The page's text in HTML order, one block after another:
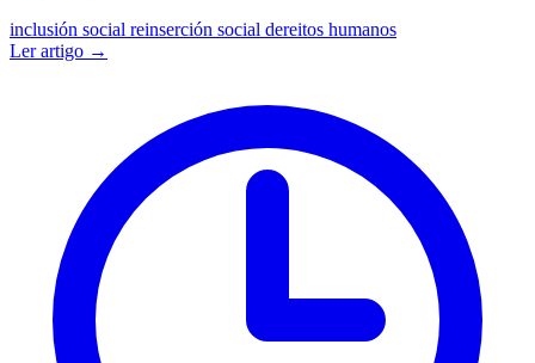
inclusión social reinserción social dereitos humanos
Ler artigo →